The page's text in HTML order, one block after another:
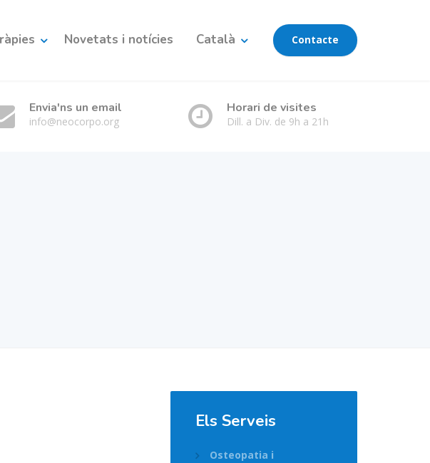
Novetats i notícies Català Contacte
Envia'ns un email
info@neocorpo.org
Horari de visites
Dill. a Div. de 9h a 21h
Els Serveis
Osteopatia i